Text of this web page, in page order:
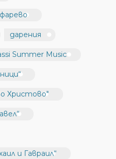
дарения
Summer Music
Христово"
и Гавраил“